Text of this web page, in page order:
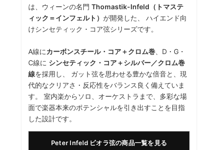
は、ウィーンの名門 Thomastik-Infeld（トマステ
ィック＝インフェルト） が開発した、 ハイエンド向
けシンセティック・コア弦シリーズです。
A線にカーボンスチール・コア＋クロム巻、D・G・
C線に シンセティック・コア＋シルバー／クロム巻
線を採用し、 ガット弦を思わせる豊かな倍音と、現
代的なクリアさ・反応性をバランス良く備えていま
す。 室内楽からソロ、オーケストラまで、多彩な場
面で楽器本来のポテンシャルを引き出すことを目指
した設計です。
Peter Infeld ビオラ弦の商品一覧を見る